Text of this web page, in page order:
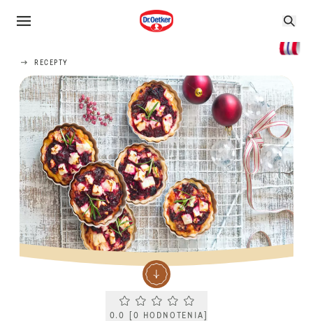
RECEPTY
Current rating 0.0. Click to rate.
0.0 0 HODNOTENIA